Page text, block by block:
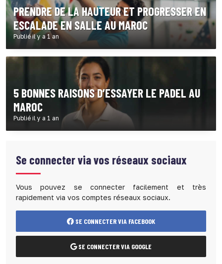
PRENDRE DE LA HAUTEUR ET PROGRESSER EN
ESCALADE EN SALLE AU MAROC
Publié il y a 1 an
5 BONNES RAISONS D’ESSAYER LE PADEL AU
MAROC
Publié il y a 1 an
Se connecter via vos réseaux sociaux
Vous pouvez se connecter facilement et très
rapidement via vos comptes réseaux sociaux.
SE CONNECTER VIA FACEBOOK
SE CONNECTER VIA GOOGLE